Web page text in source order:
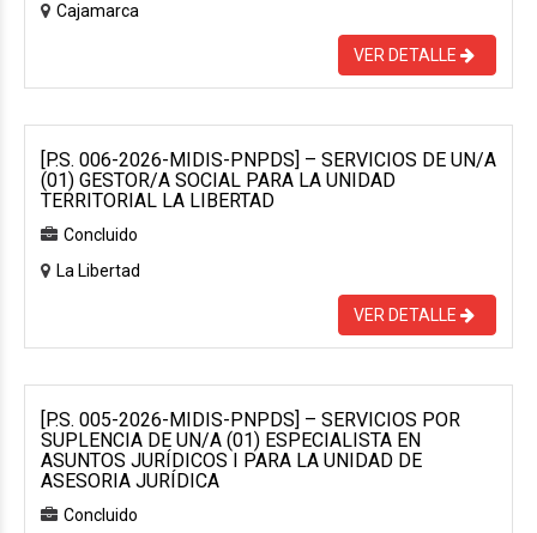
Cajamarca
VER DETALLE
[P.S. 006-2026-MIDIS-PNPDS] – SERVICIOS DE UN/A
(01) GESTOR/A SOCIAL PARA LA UNIDAD
TERRITORIAL LA LIBERTAD
Concluido
La Libertad
VER DETALLE
[P.S. 005-2026-MIDIS-PNPDS] – SERVICIOS POR
SUPLENCIA DE UN/A (01) ESPECIALISTA EN
ASUNTOS JURÍDICOS I PARA LA UNIDAD DE
ASESORIA JURÍDICA
Concluido